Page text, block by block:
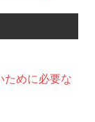
ために必要な